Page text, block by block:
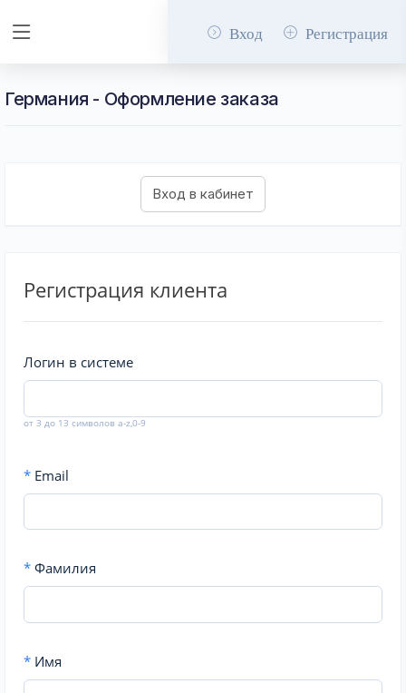
Вход Регистрация
Германия - Оформление заказа
Регистрация клиента
Логин в системе
от 3 до 13 символов a-z,0-9
* Email
* Фамилия
* Имя